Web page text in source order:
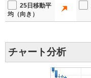
25日移動平
均（向き）
チャート分析